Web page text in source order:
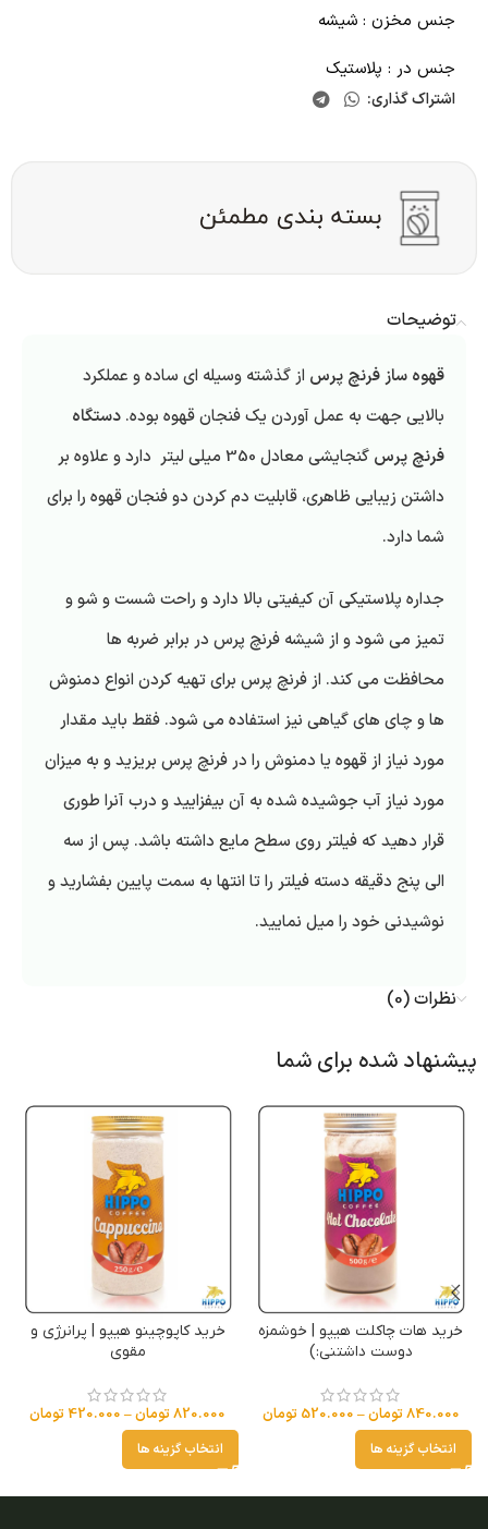
جنس مخزن : شیشه
جنس در : پلاستیک
اشتراک گذاری:
توضیحات
قهوه ساز فرنچ پرس از گذشته وسیله ای ساده و عملکرد
بالایی جهت به عمل آوردن یک فنجان قهوه بوده. دستگاه
فرنچ پرس
گنجایشی معادل 350 میلی لیتر دارد و علاوه بر
داشتن زیبایی ظاهری، قابلیت دم کردن دو فنجان قهوه را برای
شما دارد.
جداره پلاستیکی آن کیفیتی بالا دارد و راحت شست و شو و
تمیز می شود و از شیشه فرنچ پرس در برابر ضربه ها
محافظت می کند. از فرنچ پرس برای تهیه کردن انواع دمنوش
ها و چای های گیاهی نیز استفاده می شود. فقط باید مقدار
مورد نیاز از قهوه یا دمنوش را در فرنچ پرس بریزید و به میزان
مورد نیاز آب جوشیده شده به آن بیفزایید و درب آنرا طوری
قرار دهید که فیلتر روی سطح مایع داشته باشد. پس از سه
الی پنج دقیقه دسته فیلتر را تا انتها به سمت پایین بفشارید و
نوشیدنی خود را میل نمایید.
نظرات (0)
پیشنهاد شده برای شما
خرید هات چاکلت هیپو | خوشمزه
دوست داشتنی:)
840.000تومان–
520.000 تومان
انتخاب گزینه ها
خرید کاپوچینو هیپو | پرانرژی و
مقوی
820.000تومان–
420.000 تومان
انتخاب گزینه ها